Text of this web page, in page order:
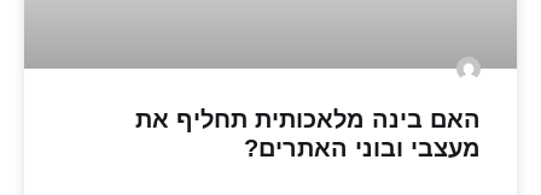
האם בינה מלאכותית תחליף את
מעצבי ובוני האתרים?